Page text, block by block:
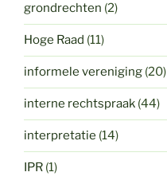
grondrechten (2)
Hoge Raad (11)
informele vereniging (20)
interne rechtspraak (44)
interpretatie (14)
IPR (1)